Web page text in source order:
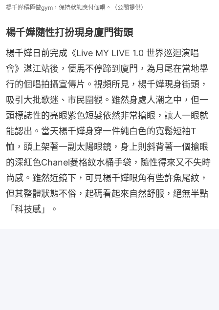
楊千嬅積極做gym，保持狀態應付個唱。（公關提供）
楊千嬅隨性打扮現身廈門街頭
楊千嬅日前完成《Live MY LIVE 1.0 世界巡迴演唱
會》湛江站後，便馬不停蹄到廈門，為月尾在當地舉
行的個唱拍攝宣傳片。視頻所見，楊千嬅現身街頭，
吸引大批歌迷、市民圍觀。雖然身處人潮之中，但一
頭標誌性的亮眼紫色短髮依然非常搶眼，讓人一眼就
能認出。當天楊千嬅身穿一件純白色的寬鬆短袖T
恤，頭上架著一副太陽眼鏡，身上則斜背著一個搶眼
的深紅色Chanel菱格紋水桶手袋，隨性得來又不失時
尚感。雖然近鏡下，可見楊千嬅眼角有些許魚尾紋，
但其整體狀態不俗，起碼看起來自然舒服，絕無半點
「科技感」。